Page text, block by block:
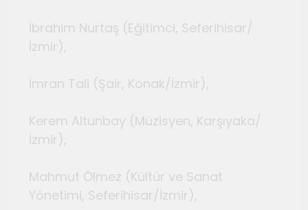
İbrahim Nurtaş (Eğitimci, Seferihisar/
İzmir),
İmran Tali (Şair, Konak/İzmir),
Kerem Altunbay (Müzisyen, Karşıyaka/
İzmir),
Mahmut Ölmez (Kültür ve Sanat
Yönetimi, Seferihisar/İzmir),